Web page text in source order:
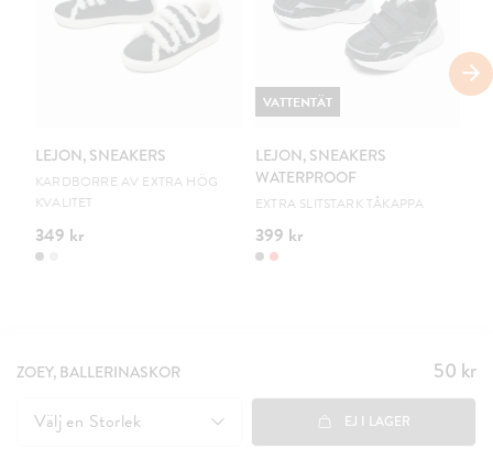
LEJON, SNEAKERS
KARDBORRE AV EXTRA HÖG
KVALITET
349 kr
LEJON, SNEAKERS
WATERPROOF
EXTRA SLITSTARK TÅKAPPA
399 kr
VATTENTÄT
ZOEY, BALLERINASKOR Pris:
50 kr
50 kr
Välj en Storlek EJ I LAGER